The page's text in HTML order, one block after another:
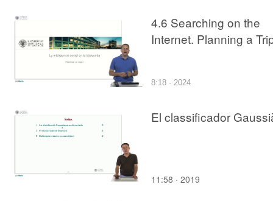
4.6 Searching on the
Internet. Planning a
8:18 · 2024
El classificador
11:58 · 2019